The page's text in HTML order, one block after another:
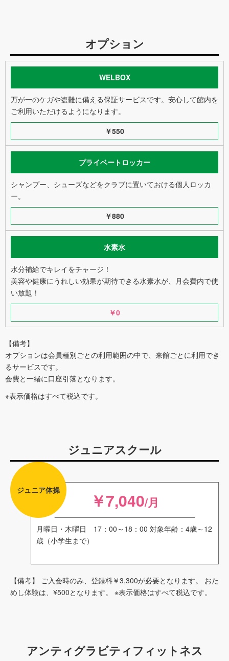
オプション
WELBOX
万が一のケガや盗難に備える保証サービスです。安心して館内を
ご利用いただけるようになります。
￥550
プライベートロッカー
シャンプー、シューズなどをクラブに置いておける個人ロッカ
ー。
￥880
水素水
水分補給でキレイをチャージ！
美容や健康にうれしい効果が期待できる水素水が、月会費内で使
い放題！
￥0
【備考】
オプションは会員種別ごとの利用範囲の中で、来館ごとに利用でき
るサービスです。
会費と一緒に口座引落となります。
※表示価格はすべて税込です。
ジュニアスクール
ジュニア体操 ￥7,040/月
月曜日・木曜日 17：00～18：00 対象年齢：4歳～12
歳（小学生まで）
【備考】 ご入会時のみ、登録料￥3,300が必要となります。 おた
めし体験は、¥500となります。 ※表示価格はすべて税込です。
アンティグラビティフィットネス